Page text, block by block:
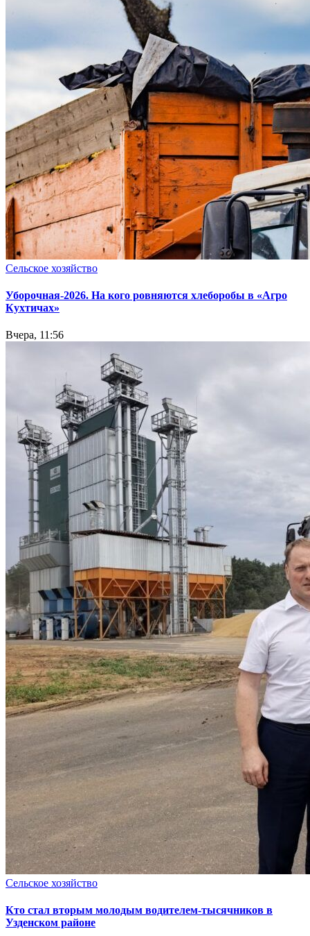
Сельское хозяйство
Уборочная-2026. На кого ровняются хлеборобы в «Агро
Кухтичах»
Вчера, 11:56
Сельское хозяйство
Кто стал вторым молодым водителем-тысячников в
Узденском районе